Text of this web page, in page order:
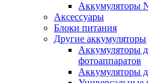
Аккумуляторы
Аксессуары
Блоки питания
Другие аккумуляторы
Аккумуляторы
фотоаппаратов
Аккумуляторы